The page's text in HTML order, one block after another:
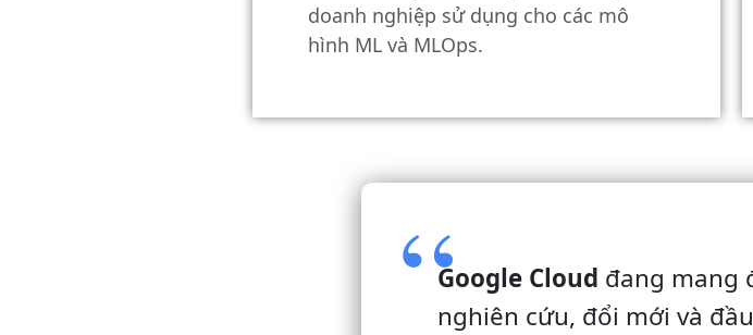
doanh nghiệp sử dụng cho các mô
hình ML và MLOps.
Google Cloud đang mang
nghiên cứu, đổi mới và